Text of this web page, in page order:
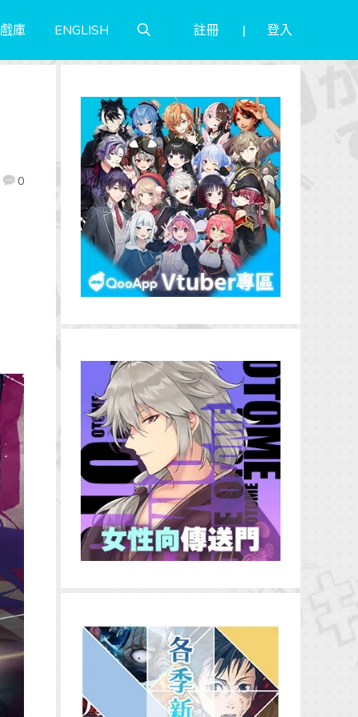
庫 ENGLISH 註冊 登入
0